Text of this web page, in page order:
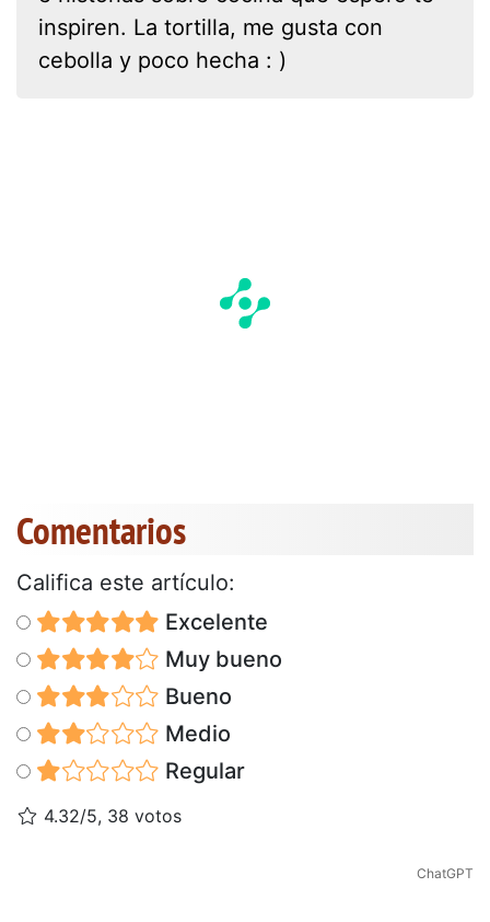
inspiren. La tortilla, me gusta con
cebolla y poco hecha : )
Comentarios
Califica este artículo:
Excelente
Muy bueno
Bueno
Medio
Regular
4.32/5, 38 votos
ChatGPT